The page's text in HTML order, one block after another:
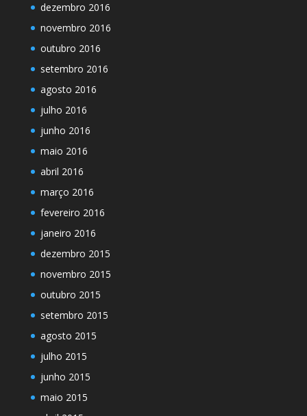
dezembro 2016
novembro 2016
outubro 2016
setembro 2016
agosto 2016
julho 2016
junho 2016
maio 2016
abril 2016
março 2016
fevereiro 2016
janeiro 2016
dezembro 2015
novembro 2015
outubro 2015
setembro 2015
agosto 2015
julho 2015
junho 2015
maio 2015